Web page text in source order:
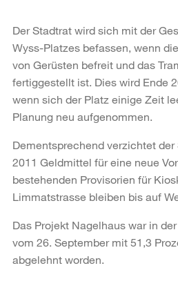
Der Stadtrat wird sich mit der
Wyss-Platzes befassen, wenn
von Gerüsten befreit und das
fertiggestellt ist. Dies wird Ende
wenn sich der Platz einige Zeit
Planung neu aufgenommen.
Dementsprechend verzichtet
2011 Geldmittel für eine neue
bestehenden Provisorien für
Limmatstrasse bleiben bis auf
Das Projekt Nagelhaus war in
vom 26. September mit 51,3
abgelehnt worden.